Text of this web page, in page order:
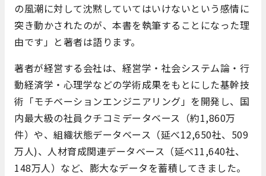
の風潮に対して沈黙していてはいけないという感情に
突き動かされたのが、本書を執筆することになった理
由です」と著者は語ります。
著者が経営する会社は、経営学・社会システム論・行
動経済学・心理学などの学術成果をもとにした基幹技
術「モチベーションエンジニアリング」を開発し、国
内最大級の社員クチコミデータベース（約1,860万
件）や、組織状態データベース（延べ12,650社、509
万人)、人材育成関連データベース（延べ11,640社、
148万人）など、膨大なデータを蓄積してきました。